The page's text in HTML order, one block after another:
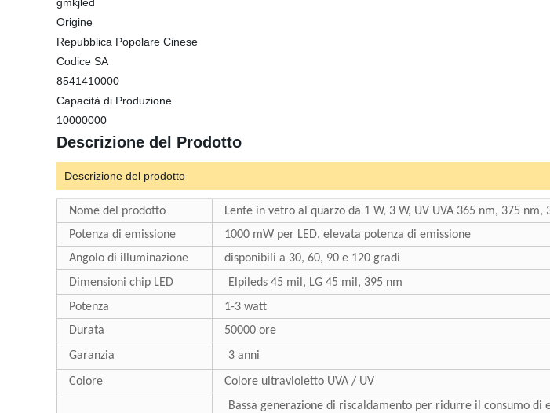
Origine
Repubblica Popolare Cinese
Codice SA
8541410000
Capacità di Produzione
10000000
Descrizione del Prodotto
Descrizione del prodotto
Nome del prodotto
Lente in vetro al quarzo da 1 W, 3 W, UV UVA 365 nm, 375
Potenza di emissione
1000 mW per LED, elevata potenza di emissione
Angolo di illuminazione
disponibili a 30, 60, 90 e 120 gradi
Dimensioni chip LED
Elpileds 45 mil, LG 45 mil, 395 nm
Potenza
1-3 watt
Durata
50000 ore
Garanzia
3 anni
Colore Colore ultravioletto UVA / UV
Bassa generazione di riscaldamento per ridurre il consumo